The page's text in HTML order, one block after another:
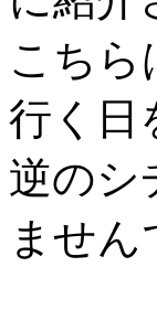
こちら
行く日
逆のシ
ません